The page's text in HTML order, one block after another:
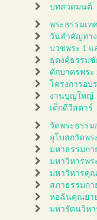
บทสวดมนต์
พระธรรมเท
วันสำคัญทา
บวชพระ 1 แ
ธุดงค์ธรรมชั
ตักบาตรพระ
โครงการอบ
งานบุญใหญ่
เด็กดีวีสตาร์
วัดพระธรรม
อุโบสถวัดพร
มหาธรรมกา
มหาวิหารพ
มหาวิหารคุ
สภาธรรมกา
หอฉันคุณยา
มหารัตนวิห